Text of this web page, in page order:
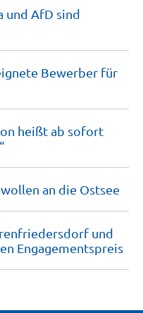
und AfD sind
Bewerber für
heißt ab sofort
an die Ostsee
und
Engagementspreis